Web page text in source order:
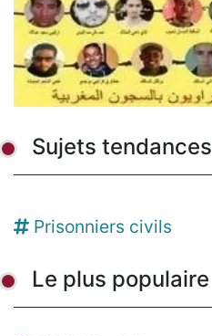
Sujets tendances
Prisonniers civils
Le plus populaire